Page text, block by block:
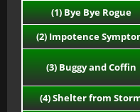
(1) Bye Bye Rogue
(2) Impotence
(3) Buggy and Coffin
(4) Shelter from